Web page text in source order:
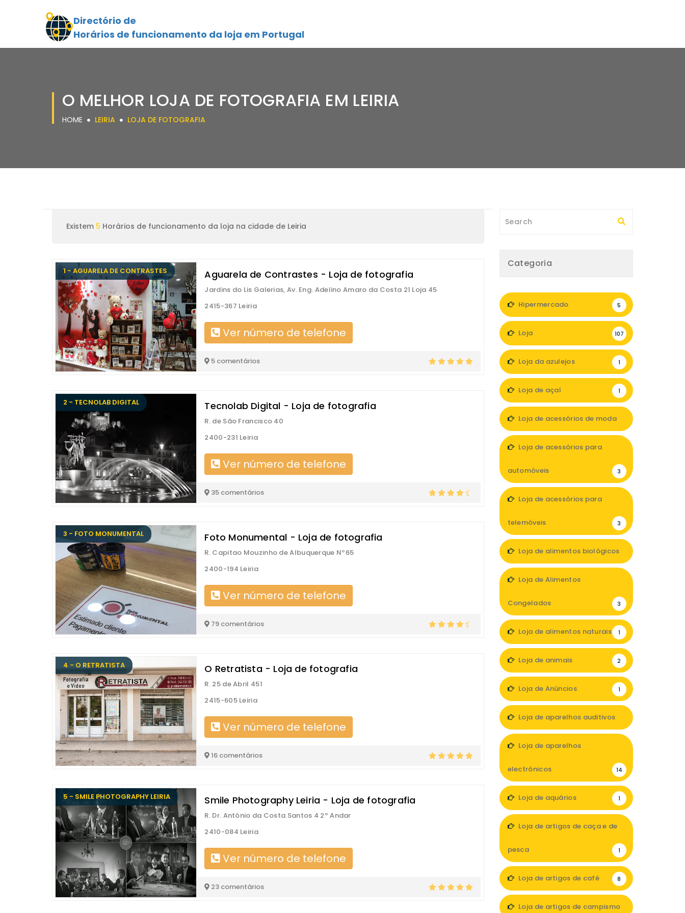
Directório de
Horários de funcionamento da loja em Portugal
O MELHOR LOJA DE FOTOGRAFIA EM LEIRIA
HOME LEIRIA LOJA DE FOTOGRAFIA
Existem 5 Horários de funcionamento da loja na cidade de Leiria
1 - AGUARELA DE CONTRASTES Aguarela de Contrastes - Loja de fotografia
Jardins do Lis Galerias, Av. Eng. Adelino Amaro da Costa 21 Loja 45
2415-367 Leiria
Ver número de telefone
5 comentários
2 - TECNOLAB DIGITAL Tecnolab Digital - Loja de fotografia
R. de São Francisco 40
2400-231 Leiria
Ver número de telefone
35 comentários
3 - FOTO MONUMENTAL Foto Monumental - Loja de fotografia
R. Capitao Mouzinho de Albuquerque Nº65
2400-194 Leiria
Ver número de telefone
79 comentários
4 - O RETRATISTA O Retratista - Loja de fotografia
R. 25 de Abril 451
2415-605 Leiria
Ver número de telefone
16 comentários
5 - SMILE PHOTOGRAPHY LEIRIA Smile Photography Leiria - Loja de fotografia
R. Dr. António da Costa Santos 4 2º Andar
2410-084 Leiria
Ver número de telefone
23 comentários
Categoria
Hipermercado 5
Loja 107
Loja da azulejos 1
Loja de açaí 1
Loja de acessórios de moda
Loja de acessórios para
automóveis 3
Loja de acessórios para
telemóveis 3
Loja de alimentos biológicos
Loja de Alimentos
Congelados 3
Loja de alimentos naturais 1
Loja de animais 2
Loja de Anúncios 1
Loja de aparelhos auditivos
Loja de aparelhos
electrónicos 14
Loja de aquários 1
Loja de artigos de caça e de
pesca 1
Loja de artigos de café 8
Loja de artigos de campismo